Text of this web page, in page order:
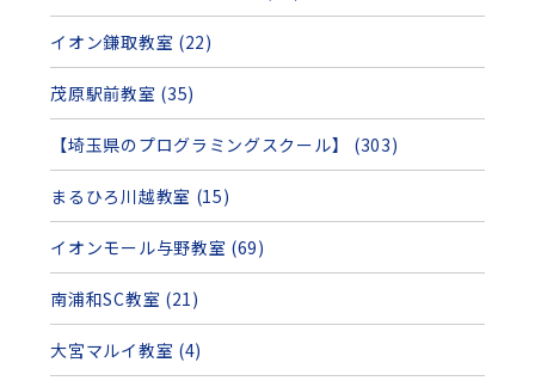
イオン鎌取教室 (22)
茂原駅前教室 (35)
【埼玉県のプログラミングスクール】 (303)
まるひろ川越教室 (15)
イオンモール与野教室 (69)
南浦和SC教室 (21)
大宮マルイ教室 (4)